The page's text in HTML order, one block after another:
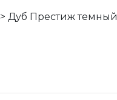
> Дуб Престиж темный